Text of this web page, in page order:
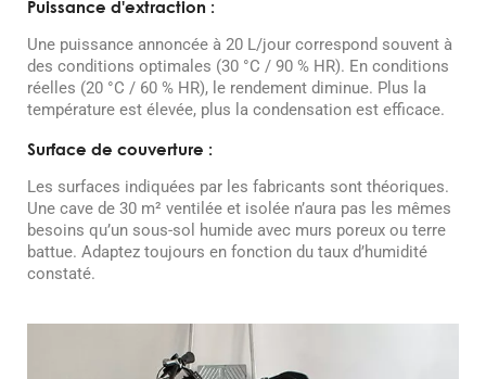
Puissance d'extraction :
Une puissance annoncée à 20 L/jour correspond souvent à
des conditions optimales (30 °C / 90 % HR). En conditions
réelles (20 °C / 60 % HR), le rendement diminue. Plus la
température est élevée, plus la condensation est efficace.
Surface de couverture :
Les surfaces indiquées par les fabricants sont théoriques.
Une cave de 30 m² ventilée et isolée n’aura pas les mêmes
besoins qu’un sous-sol humide avec murs poreux ou terre
battue. Adaptez toujours en fonction du taux d’humidité
constaté.